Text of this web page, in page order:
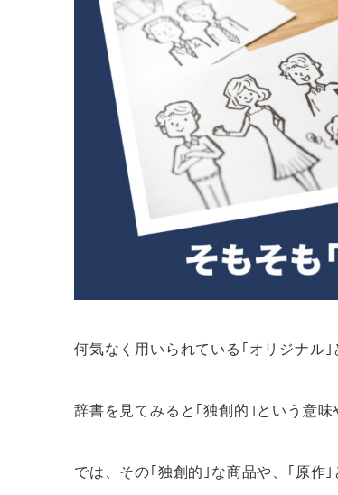
何気なく用いられている｢オリジナル
辞書を見てみると｢独創的｣という意味
では、その｢独創的｣な商品や、｢原作